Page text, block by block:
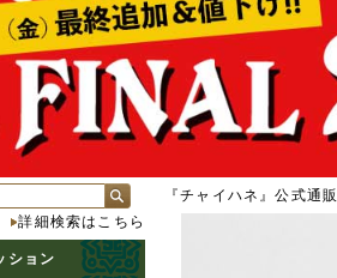
『チャイハネ』公式通販
詳細検索はこちら
ション